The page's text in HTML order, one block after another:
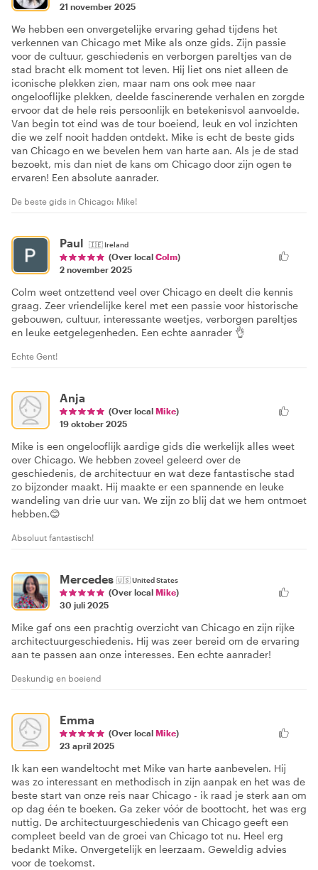
21 november 2025
We hebben een onvergetelijke ervaring gehad tijdens het
verkennen van Chicago met Mike als onze gids. Zijn passie
voor de cultuur, geschiedenis en verborgen pareltjes van de
stad bracht elk moment tot leven. Hij liet ons niet alleen de
iconische plekken zien, maar nam ons ook mee naar
ongelooflijke plekken, deelde fascinerende verhalen en zorgde
ervoor dat de hele reis persoonlijk en betekenisvol aanvoelde.
Van begin tot eind was de tour boeiend, leuk en vol inzichten
die we zelf nooit hadden ontdekt. Mike is echt de beste gids
van Chicago en we bevelen hem van harte aan. Als je de stad
bezoekt, mis dan niet de kans om Chicago door zijn ogen te
ervaren! Een absolute aanrader.
De beste gids in Chicago: Mike!
Paul 🇮🇪Ireland
(Over local Colm)
2 november 2025
Colm weet ontzettend veel over Chicago en deelt die kennis
graag. Zeer vriendelijke kerel met een passie voor historische
gebouwen, cultuur, interessante weetjes, verborgen pareltjes
en leuke eetgelegenheden. Een echte aanrader 👌
Echte Gent!
Anja
(Over local Mike)
19 oktober 2025
Mike is een ongelooflijk aardige gids die werkelijk alles weet
over Chicago. We hebben zoveel geleerd over de
geschiedenis, de architectuur en wat deze fantastische stad
zo bijzonder maakt. Hij maakte er een spannende en leuke
wandeling van drie uur van. We zijn zo blij dat we hem ontmoet
hebben.😊
Absoluut fantastisch!
Mercedes 🇺🇸United States
(Over local Mike)
30 juli 2025
Mike gaf ons een prachtig overzicht van Chicago en zijn rijke
architectuurgeschiedenis. Hij was zeer bereid om de ervaring
aan te passen aan onze interesses. Een echte aanrader!
Deskundig en boeiend
Emma
(Over local Mike)
23 april 2025
Ik kan een wandeltocht met Mike van harte aanbevelen. Hij
was zo interessant en methodisch in zijn aanpak en het was de
beste start van onze reis naar Chicago - ik raad je sterk aan om
op dag één te boeken. Ga zeker vóór de boottocht, het was erg
nuttig. De architectuurgeschiedenis van Chicago geeft een
compleet beeld van de groei van Chicago tot nu. Heel erg
bedankt Mike. Onvergetelijk en leerzaam. Geweldig advies
voor de toekomst.